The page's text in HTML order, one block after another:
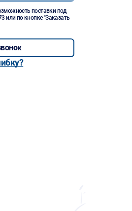
поставки под
или по кнопке "Заказать